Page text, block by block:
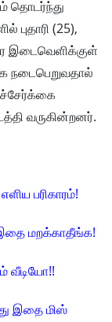
தொடர்ந்து
புதாரி (25),
இடைவெளிக்குள்
நடைபெறுவதால்
வருகின்றனர்.
பரிகாரம்!
மறக்காதீங்க!
வீடியோ!!
இதை மிஸ்